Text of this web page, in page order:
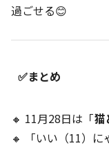
過ごせる😊
✅まとめ
🔸 11月28日は「猫
🔸 「いい（11）